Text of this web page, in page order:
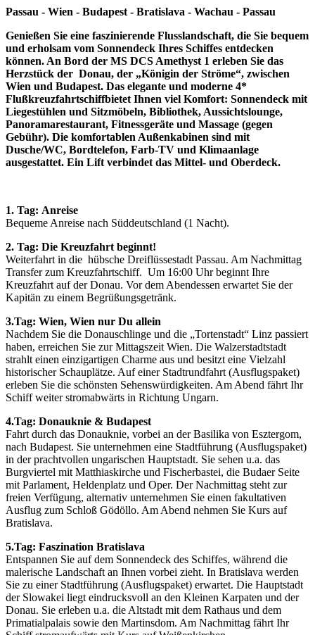
Passau - Wien - Budapest - Bratislava - Wachau - Passau
Genießen Sie eine faszinierende Flusslandschaft, die Sie bequem
und erholsam vom Sonnendeck Ihres Schiffes entdecken
können. An Bord der MS DCS Amethyst 1 erleben Sie das
Herzstück der Donau, der „Königin der Ströme“, zwischen
Wien und Budapest. Das elegante und moderne 4*
Flußkreuzfahrtschiffbietet Ihnen viel Komfort: Sonnendeck mit
Liegestühlen und Sitzmöbeln, Bibliothek, Aussichtslounge,
Panoramarestaurant, Fitnessgeräte und Massage (gegen
Gebühr). Die komfortablen Außenkabinen sind mit
Dusche/WC, Bordtelefon, Farb-TV und Klimaanlage
ausgestattet. Ein Lift verbindet das Mittel- und Oberdeck.
1. Tag: Anreise
Bequeme Anreise nach Süddeutschland (1 Nacht).
2. Tag: Die Kreuzfahrt beginnt!
Weiterfahrt in die hübsche Dreiflüssestadt Passau. Am Nachmittag
Transfer zum Kreuzfahrtschiff. Um 16:00 Uhr beginnt Ihre
Kreuzfahrt auf der Donau. Vor dem Abendessen erwartet Sie der
Kapitän zu einem Begrüßungsgetränk.
3.Tag: Wien, Wien nur Du allein
Nachdem Sie die Donauschlinge und die „Tortenstadt“ Linz passiert
haben, erreichen Sie zur Mittagszeit Wien. Die Walzerstadtstadt
strahlt einen einzigartigen Charme aus und besitzt eine Vielzahl
historischer Schauplätze. Auf einer Stadtrundfahrt (Ausflugspaket)
erleben Sie die schönsten Sehenswürdigkeiten. Am Abend fährt Ihr
Schiff weiter stromabwärts in Richtung Ungarn.
4.Tag: Donauknie & Budapest
Fahrt durch das Donauknie, vorbei an der Basilika von Esztergom,
nach Budapest. Sie unternehmen eine Stadtführung (Ausflugspaket)
in der prachtvollen ungarischen Hauptstadt. Sie sehen u.a. das
Burgviertel mit Matthiaskirche und Fischerbastei, die Budaer Seite
mit Parlament, Heldenplatz und Oper. Der Nachmittag steht zur
freien Verfügung, alternativ unternehmen Sie einen fakultativen
Ausflug zum Schloß Gödöllo. Am Abend nehmen Sie Kurs auf
Bratislava.
5.Tag: Faszination Bratislava
Entspannen Sie auf dem Sonnendeck des Schiffes, während die
malerische Landschaft an Ihnen vorbei zieht. In Bratislava werden
Sie zu einer Stadtführung (Ausflugspaket) erwartet. Die Hauptstadt
der Slowakei liegt eindrucksvoll an den Kleinen Karpaten und der
Donau. Sie erleben u.a. die Altstadt mit dem Rathaus und dem
Primatialpalais sowie den Martinsdom. Am Nachmittag fährt Ihr